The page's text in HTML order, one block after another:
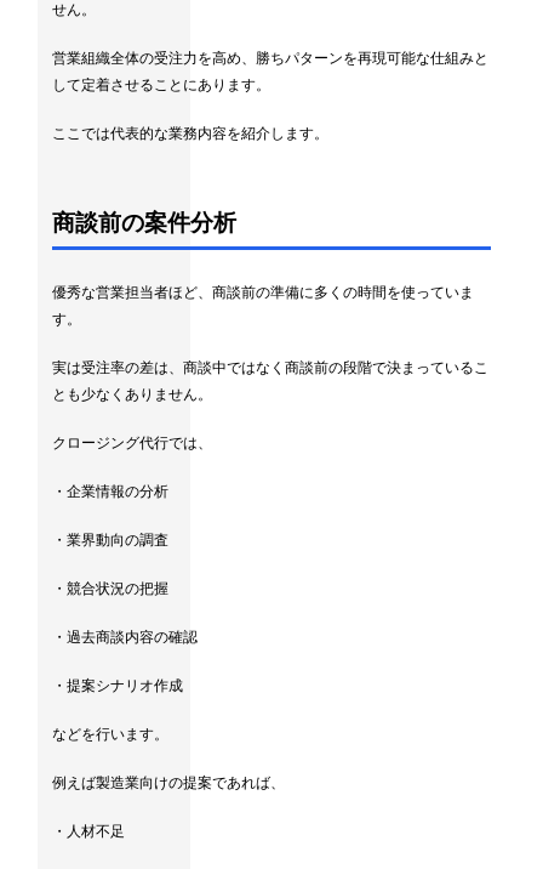
せん。
営業組織全体の受注力を高め、勝ちパターンを再現可能な仕組みと
して定着させることにあります。
ここでは代表的な業務内容を紹介します。
商談前の案件分析
優秀な営業担当者ほど、商談前の準備に多くの時間を使っていま
す。
実は受注率の差は、商談中ではなく商談前の段階で決まっているこ
とも少なくありません。
クロージング代行では、
・企業情報の分析
・業界動向の調査
・競合状況の把握
・過去商談内容の確認
・提案シナリオ作成
などを行います。
例えば製造業向けの提案であれば、
・人材不足